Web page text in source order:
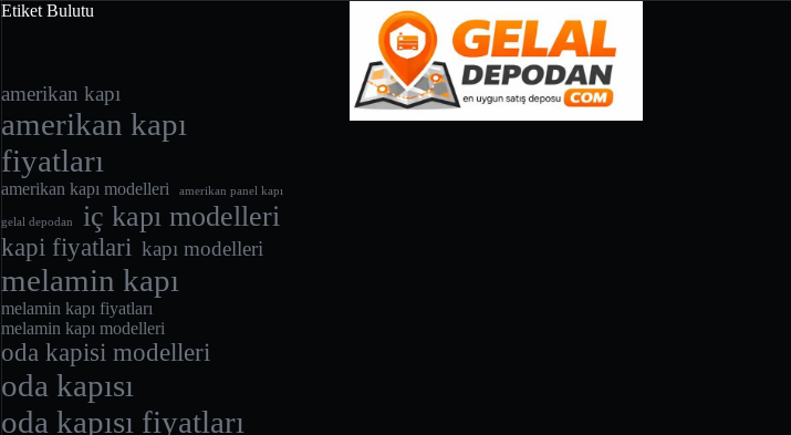
Etiket Bulutu
amerikan kapı
amerikan kapı
fiyatları
amerikan kapı modelleri amerikan panel kapı
gelal depodan iç kapı modelleri
kapi fiyatlari kapı modelleri
melamin kapı
melamin kapı fiyatları
melamin kapı modelleri
oda kapisi modelleri
oda kapısı
oda kapısı fiyatları